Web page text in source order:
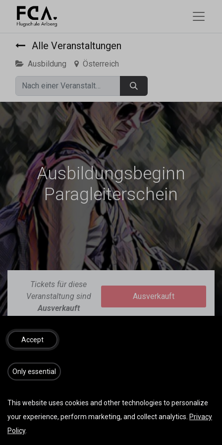
Alle Veranstaltungen
Ausbildung Österreich
Ausbildungsbeginn
Paragleiterschein
Tickets für diese
Veranstaltung sind
Ausverkauft
Ausverkauft
DATUM & UHRZEIT
Accept
​​​Only essential
This website uses cookies and other technologies to personalize
your experience, perform marketing, and collect analytics. Privacy
Policy.